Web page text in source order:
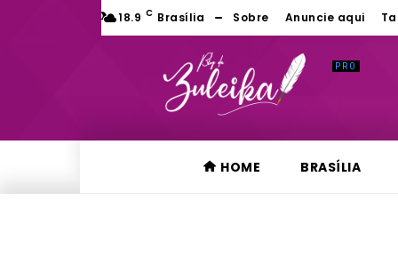
18.9 C Brasília Sobre Anuncie aqui
HOME BRASÍLIA